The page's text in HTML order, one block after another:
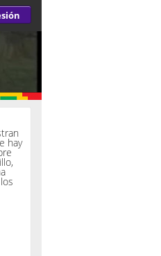
hay